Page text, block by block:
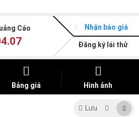
Cáo Nhận báo giá
Đăng ký lái thử
Bảng giá Hình ảnh
Lưu